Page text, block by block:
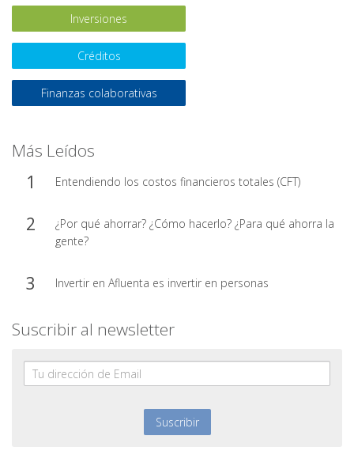
Inversiones
Créditos
Finanzas colaborativas
Más Leídos
Entendiendo los costos financieros totales (CFT)
¿Por qué ahorrar? ¿Cómo hacerlo? ¿Para qué ahorra la
gente?
Invertir en Afluenta es invertir en personas
Suscribir al newsletter